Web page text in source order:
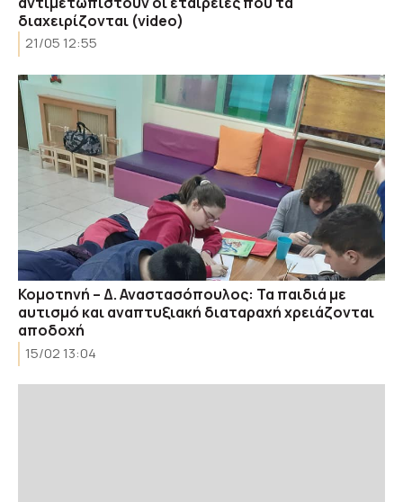
διαχειρίζονται (video)
21/05 12:55
Κομοτηνή – Δ. Αναστασόπουλος: Τα παιδιά με
αυτισμό και αναπτυξιακή διαταραχή χρειάζονται
αποδοχή
15/02 13:04